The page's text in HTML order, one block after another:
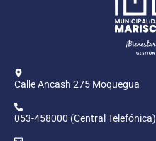
Calle Ancash 275 Moquegua
053-458000 (Central Telefónica)